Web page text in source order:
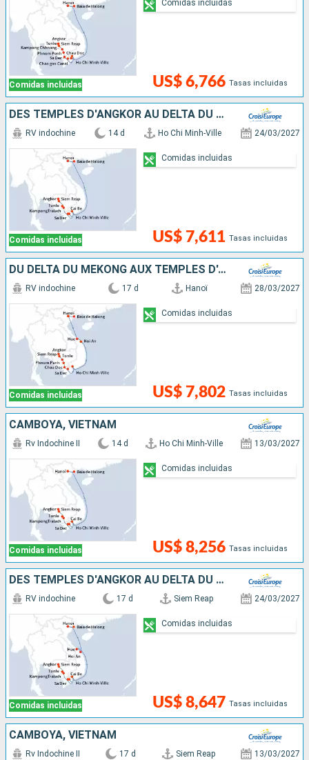
Comidas incluidas US$ 6,766 Tasas incluidas
Comidas incluidas
DES TEMPLES D'ANGKOR AU DELTA DU MÉKONG, HANOÏ ET LA BAIE D'ALONG (FORMULE PORT/PORT)
Comidas incluidas
RV indochine 14 d Ho Chi Minh-Ville 24/03/2027
US$ 7,611 Tasas incluidas
Comidas incluidas
DU DELTA DU MÉKONG AUX TEMPLES D'ANGKOR, LES VILLES IMPÉRIALES, HANOÏ ET LA BAIE D'ALONG (FORMULE PORT/PORT)
Comidas incluidas
RV indochine 17 d Hanoï 28/03/2027
US$ 7,802 Tasas incluidas
Comidas incluidas
CAMBOYA, VIETNAM
Comidas incluidas
Rv Indochine II 14 d Ho Chi Minh-Ville 13/03/2027
US$ 8,256 Tasas incluidas
Comidas incluidas
DES TEMPLES D'ANGKOR AU DELTA DU MÉKONG, LES VILLES IMPÉRIALES, HANOÏ ET LA BAIE D'ALONG
Comidas incluidas
RV indochine 17 d Siem Reap 24/03/2027
US$ 8,647 Tasas incluidas
Comidas incluidas
CAMBOYA, VIETNAM
Rv Indochine II 17 d Siem Reap 13/03/2027